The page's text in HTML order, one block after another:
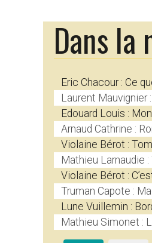
Dans
Eric Chacour : Ce
Laurent Mauvignier
Edouard Louis :
Arnaud Cathrine :
Violaine Bérot :
Mathieu Larnaudie
Violaine Bérot :
Truman Capote :
Lune Vuillemin :
Mathieu Simonet :